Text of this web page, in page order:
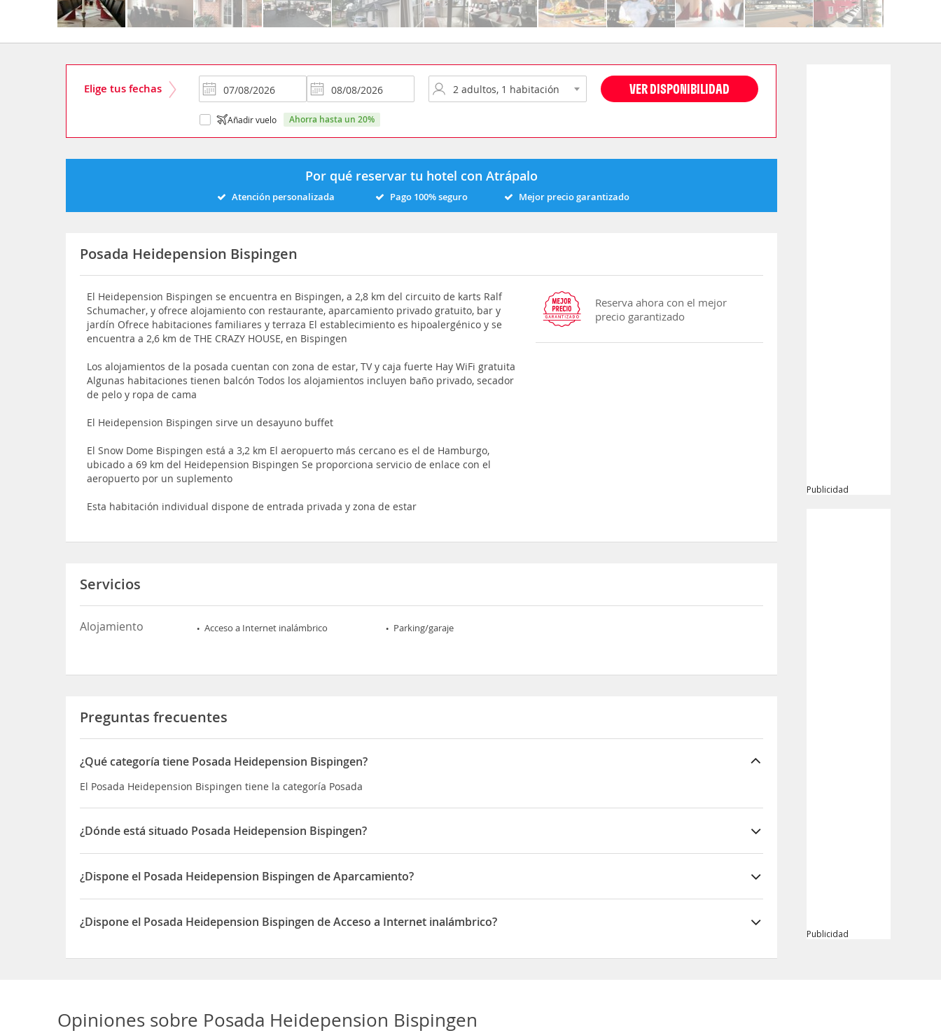
Elige tus fechas VER DISPONIBILIDAD
Añadir vuelo ahorra hasta un 20%
Por qué reservar tu hotel con Atrápalo
Atención personalizada Pago 100% seguro Mejor precio garantizado
Posada Heidepension Bispingen
El Heidepension Bispingen se encuentra en Bispingen, a 2,8 km del circuito de karts Ralf
Schumacher, y ofrece alojamiento con restaurante, aparcamiento privado gratuito, bar y
jardín Ofrece habitaciones familiares y terraza El establecimiento es hipoalergénico y se
encuentra a 2,6 km de THE CRAZY HOUSE, en Bispingen
Los alojamientos de la posada cuentan con zona de estar, TV y caja fuerte Hay WiFi gratuita
Algunas habitaciones tienen balcón Todos los alojamientos incluyen baño privado, secador
de pelo y ropa de cama
El Heidepension Bispingen sirve un desayuno buffet
El Snow Dome Bispingen está a 3,2 km El aeropuerto más cercano es el de Hamburgo,
ubicado a 69 km del Heidepension Bispingen Se proporciona servicio de enlace con el
aeropuerto por un suplemento
Esta habitación individual dispone de entrada privada y zona de estar
Reserva ahora con el mejor
precio garantizado
Servicios
Alojamiento Acceso a Internet inalámbrico Parking/garaje
Preguntas frecuentes
¿Qué categoría tiene Posada Heidepension Bispingen?
El Posada Heidepension Bispingen tiene la categoría Posada
¿Dónde está situado Posada Heidepension Bispingen?
El Posada Heidepension Bispingen está situado en Soltauer Straße 2
¿Dispone el Posada Heidepension Bispingen de Aparcamiento?
Sí, el Posada Heidepension Bispingen dispone de Aparcamiento
¿Dispone el Posada Heidepension Bispingen de Acceso a Internet inalámbrico?
Publicidad
Publicidad
Opiniones sobre Posada Heidepension Bispingen